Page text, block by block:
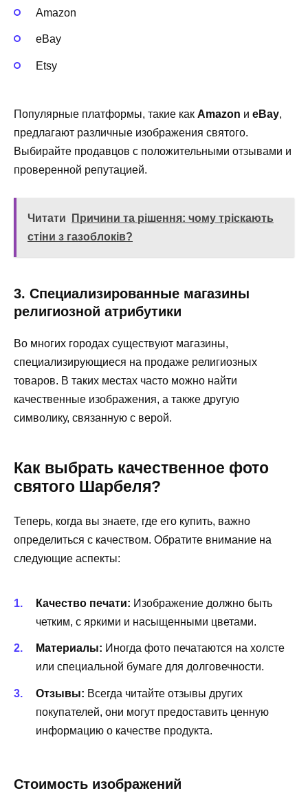
Amazon
eBay
Etsy
Популярные платформы, такие как Amazon и eBay,
предлагают различные изображения святого.
Выбирайте продавцов с положительными отзывами и
проверенной репутацией.
Читати
Причини та рішення: чому тріскають
стіни з газоблоків?
3. Специализированные магазины
религиозной атрибутики
Во многих городах существуют магазины,
специализирующиеся на продаже религиозных
товаров. В таких местах часто можно найти
качественные изображения, а также другую
символику, связанную с верой.
Как выбрать качественное фото
святого Шарбеля?
Теперь, когда вы знаете, где его купить, важно
определиться с качеством. Обратите внимание на
следующие аспекты:
Качество печати: Изображение должно быть
четким, с яркими и насыщенными цветами.
Материалы: Иногда фото печатаются на холсте
или специальной бумаге для долговечности.
Отзывы: Всегда читайте отзывы других
покупателей, они могут предоставить ценную
информацию о качестве продукта.
Стоимость изображений